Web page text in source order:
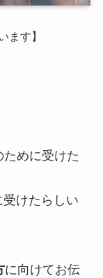
ます】
ために受けた
けたらしい
に向けてお伝